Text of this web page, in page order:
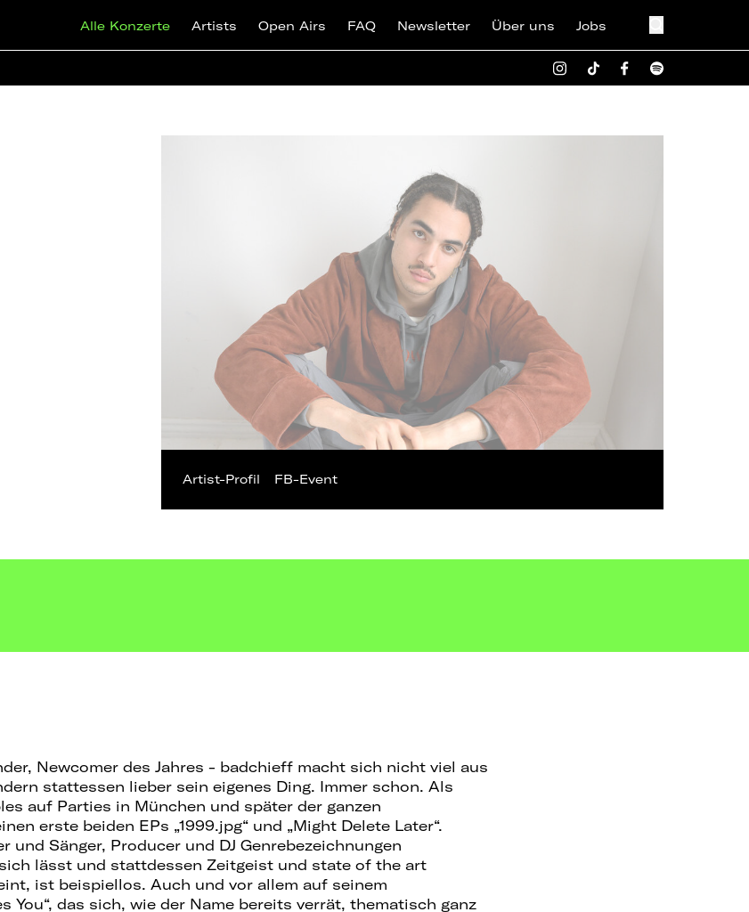
Alle Konzerte Artists Open Airs FAQ Newsletter Über uns Jobs
Artist-Profil FB-Event
Newcomer des Jahres - badchieff macht sich nicht viel aus
stattessen lieber sein eigenes Ding. Immer schon. Als
auf Parties in München und später der ganzen
erste beiden EPs „1999.jpg“ und „Might Delete Later“.
und Sänger, Producer und DJ Genrebezeichnungen
lässt und stattdessen Zeitgeist und state of the art
ist beispiellos. Auch und vor allem auf seinem
You“, das sich, wie der Name bereits verrät, thematisch ganz